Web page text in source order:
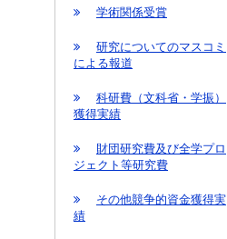
学術関係受賞
研究についてのマスコミ
による報道
科研費（文科省・学振）
獲得実績
財団研究費及び全学プロ
ジェクト等研究費
その他競争的資金獲得実
績